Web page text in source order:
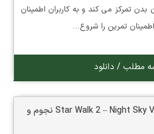
بدن تمرکز می کند و به کاربران اطمینان
تمرین را شروع…
مطلب / دانلود
دانلود برنامه Star Walk 2 – Night Sky View 2.15.7 نجوم و